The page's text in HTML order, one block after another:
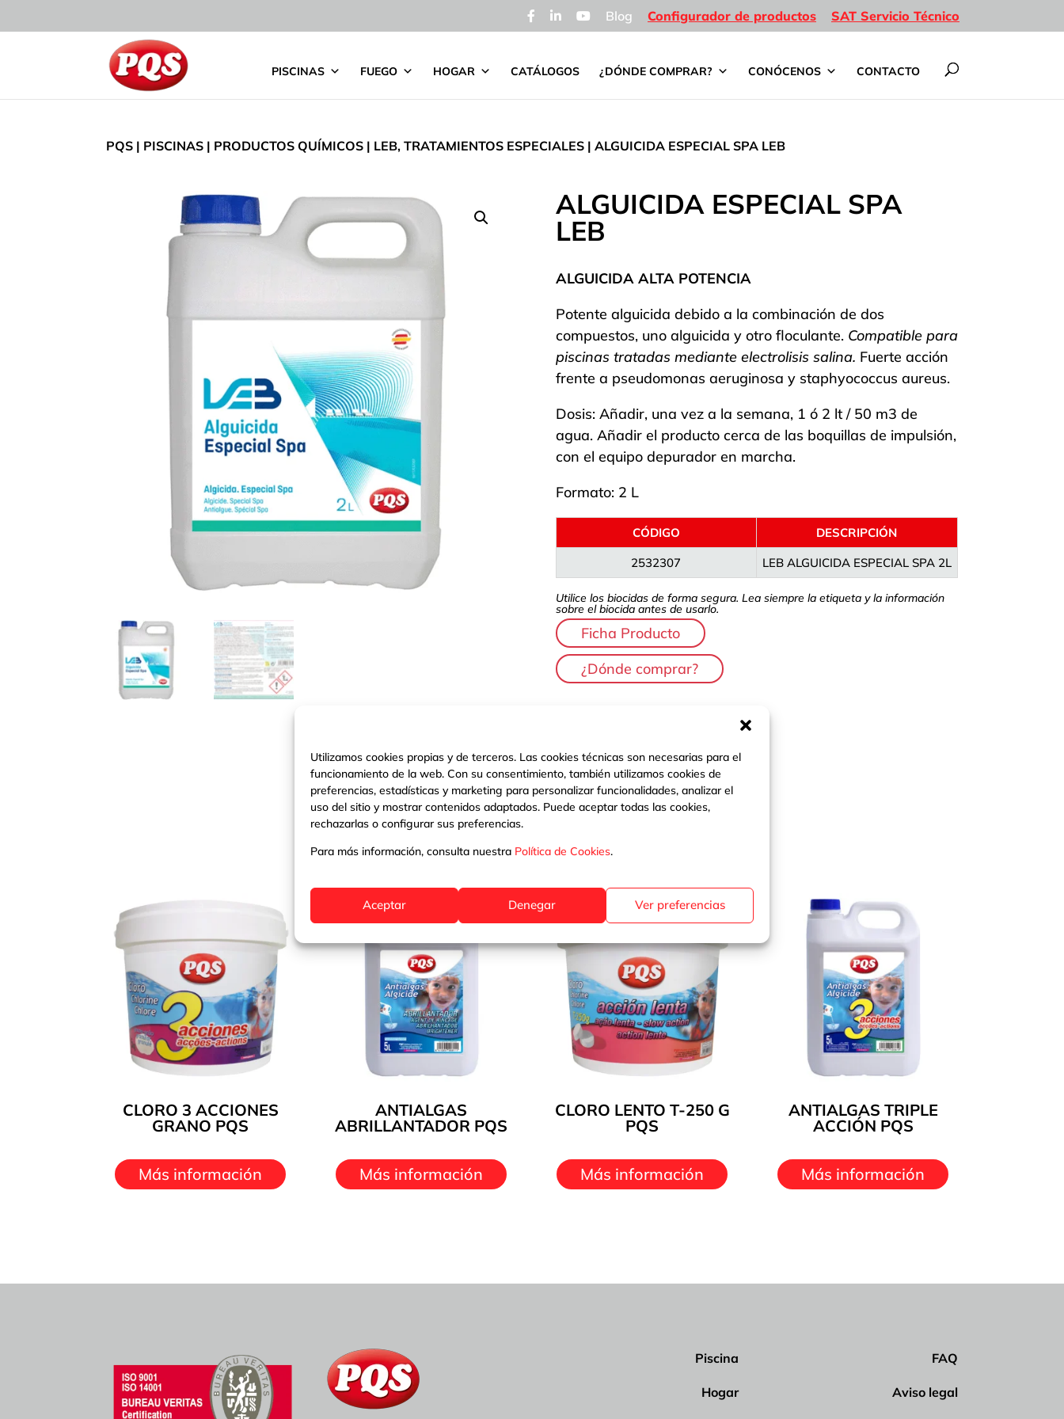
Utilizamos cookies propias y de terceros. Las cookies técnicas son necesarias para el
funcionamiento de la web. Con su consentimiento, también utilizamos cookies de
preferencias, estadísticas y marketing para personalizar funcionalidades, analizar el
uso del sitio y mostrar contenidos adaptados. Puede aceptar todas las cookies,
rechazarlas o configurar sus preferencias.
Para más información, consulta nuestra Política de Cookies.
Aceptar Denegar Ver preferencias
Blog Configurador de productos SAT Servicio Técnico
PISCINAS FUEGO HOGAR CATÁLOGOS ¿DÓNDE COMPRAR? CONÓCENOS CONTACTO
PQS | PISCINAS | PRODUCTOS QUÍMICOS | LEB, TRATAMIENTOS ESPECIALES | ALGUICIDA ESPECIAL SPA LEB
ALGUICIDA ESPECIAL SPA
LEB
ALGUICIDA ALTA POTENCIA
Potente alguicida debido a la combinación de dos
compuestos, uno alguicida y otro floculante.Compatible para
piscinas tratadas mediante electrolisis salina. Fuerte acción
frente a pseudomonas aeruginosa y staphyococcus aureus.
Dosis: Añadir, una vez a la semana, 1 ó 2 lt / 50 m3 de
agua. Añadir el producto cerca de las boquillas de impulsión,
con el equipo depurador en marcha.
Formato: 2 L
CÓDIGO
DESCRIPCIÓN
2532307
LEB ALGUICIDA ESPECIAL SPA 2L
Utilice los biocidas de forma segura. Lea siempre la etiqueta y la información
sobre el biocida antes de usarlo.
Ficha Producto
¿Dónde comprar?
Productos relacionados
CLORO 3 ACCIONES
GRANO PQS
Más información
ANTIALGAS
ABRILLANTADOR PQS
Más información
CLORO LENTO T-250 G
PQS
Más información
ANTIALGAS TRIPLE
ACCIÓN PQS
Más información
Piscina
Hogar
FAQ
Aviso legal